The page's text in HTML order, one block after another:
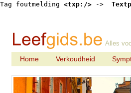
Tag foutmelding <txp:/> ->
Alles
Home Verkoudheid